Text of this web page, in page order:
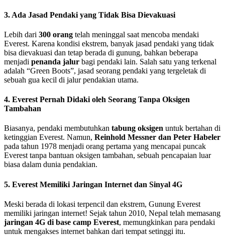
3. Ada Jasad Pendaki yang Tidak Bisa Dievakuasi
Lebih dari 300 orang telah meninggal saat mencoba mendaki
Everest. Karena kondisi ekstrem, banyak jasad pendaki yang tidak
bisa dievakuasi dan tetap berada di gunung, bahkan beberapa
menjadi penanda jalur bagi pendaki lain. Salah satu yang terkenal
adalah “Green Boots”, jasad seorang pendaki yang tergeletak di
sebuah gua kecil di jalur pendakian utama.
4. Everest Pernah Didaki oleh Seorang Tanpa Oksigen
Tambahan
Biasanya, pendaki membutuhkan tabung oksigen untuk bertahan di
ketinggian Everest. Namun, Reinhold Messner dan Peter Habeler
pada tahun 1978 menjadi orang pertama yang mencapai puncak
Everest tanpa bantuan oksigen tambahan, sebuah pencapaian luar
biasa dalam dunia pendakian.
5. Everest Memiliki Jaringan Internet dan Sinyal 4G
Meski berada di lokasi terpencil dan ekstrem, Gunung Everest
memiliki jaringan internet! Sejak tahun 2010, Nepal telah memasang
jaringan 4G di base camp Everest, memungkinkan para pendaki
untuk mengakses internet bahkan dari tempat setinggi itu.